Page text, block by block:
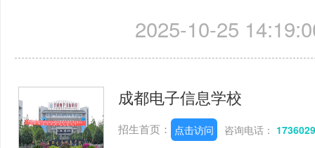
2025-10-25
成都电子信息学校
招生首页： 点击访问 咨询电话：